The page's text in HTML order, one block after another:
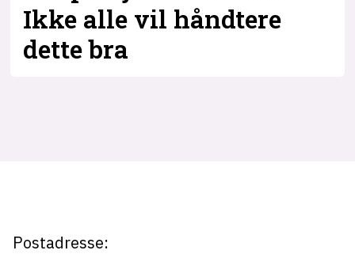
Ikke alle vil håndtere
dette bra
lys modus
conference
Postadresse: